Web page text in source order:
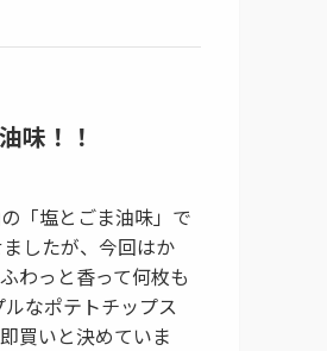
味！！
「塩とごま油味」で
したが、今回はか
わっと香って何枚も
なポテトチップス
買いと決めていま